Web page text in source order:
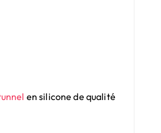
en silicone de qualité